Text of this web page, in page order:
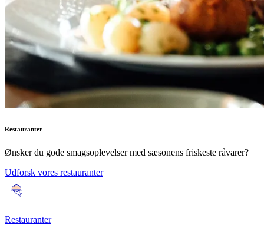
Restauranter
Ønsker du gode smagsoplevelser med sæsonens friskeste råvarer?
Udforsk vores restauranter
Restauranter